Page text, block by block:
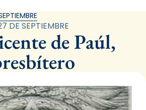
DE SEPTIEMBRE
de Paúl,